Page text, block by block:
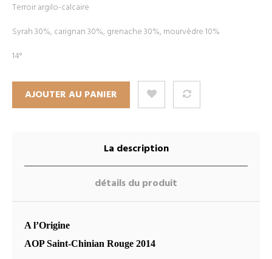
Terroir argilo-calcaire
Syrah 30%, carignan 30%, grenache 30%, mourvèdre 10%
14°
AJOUTER AU PANIER
La description
détails du produit
A l’Origine
AOP Saint-Chinian Rouge 2014